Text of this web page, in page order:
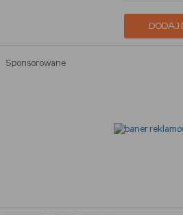
DODAJ
Sponsorowane